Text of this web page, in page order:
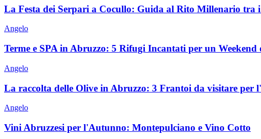
La Festa dei Serpari a Cocullo: Guida al Rito Millenario tra
Angelo
Terme e SPA in Abruzzo: 5 Rifugi Incantati per un
Angelo
La raccolta delle Olive in Abruzzo: 3 Frantoi da visitare per
Angelo
Vini Abruzzesi per l'Autunno: Montepulciano e Vino Cotto